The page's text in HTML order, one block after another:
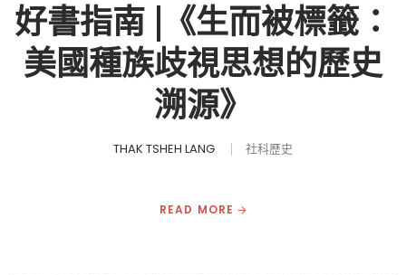
好書指南 |《生而被標籤：
美國種族歧視思想的歷史
溯源》
THAK TSHEH LANG 社科歷史
READ MORE